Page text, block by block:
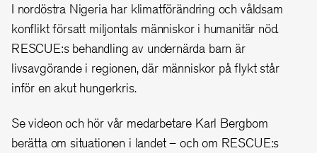
I nordöstra Nigeria har klimatförändring och våldsam
konflikt försatt miljontals människor i humanitär nöd.
RESCUE:s behandling av undernärda barn är
livsavgörande i regionen, där människor på flykt står
inför en akut hungerkris.
Se videon och hör vår medarbetare Karl Bergbom
berätta om situationen i landet – och om RESCUE:s